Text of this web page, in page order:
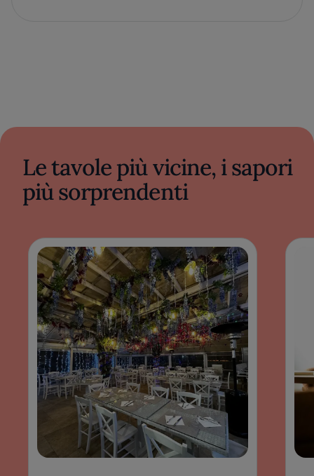
Le tavole più vicine, i sapori
più sorprendenti